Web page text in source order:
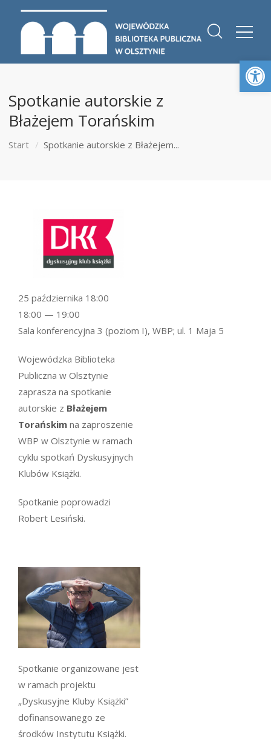
Spotkanie autorskie z
Błażejem Torańskim
Start Spotkanie autorskie z Błażejem...
Wojewódzka Biblioteka
Publiczna w Olsztynie
zaprasza na spotkanie
autorskie z Błażejem
Torańskim na zaproszenie
WBP w Olsztynie w ramach
cyklu spotkań Dyskusyjnych
Klubów Książki.
Spotkanie poprowadzi
Robert Lesiński.
Spotkanie organizowane jest
w ramach projektu
„Dyskusyjne Kluby Książki”
dofinansowanego ze
środków Instytutu Książki.
25 października 18:00
18:00 — 19:00
Sala konferencyjna 3 (poziom I), WBP; ul. 1 Maja 5